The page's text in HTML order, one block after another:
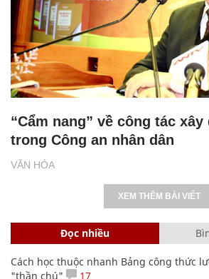
VĂN HÓA
“Cẩm nang” về công tác
trong Công an nhân dân
XEM THÊM BÀI VIẾT
Đọc nhiều
Cách học thuộc nhanh Bảng công thức
"thần chú"
17